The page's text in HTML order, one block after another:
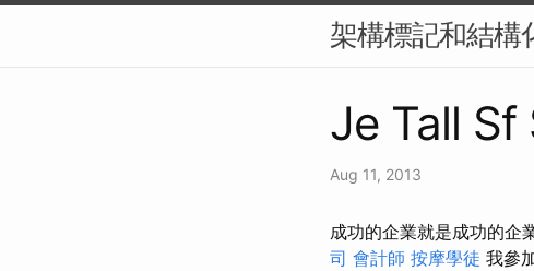
架構標記和結構
Je Tall Sf
Aug 11, 2013
成功的企業就是成功的企
司 會計師 按摩學徒 我參